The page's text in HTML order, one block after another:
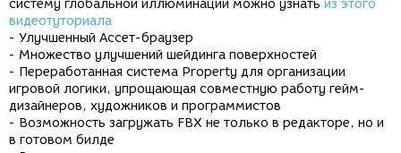
систему глобальной иллюминации можно узнать из этого
видеотуториала
- Улучшенный Ассет-браузер
- Множество улучшений шейдинга поверхностей
- Переработанная система Property для организации
игровой логики, упрощающая совместную работу гейм-
дизайнеров, художников и программистов
- Возможность загружать FBX не только в редакторе, но и
в готовом билде